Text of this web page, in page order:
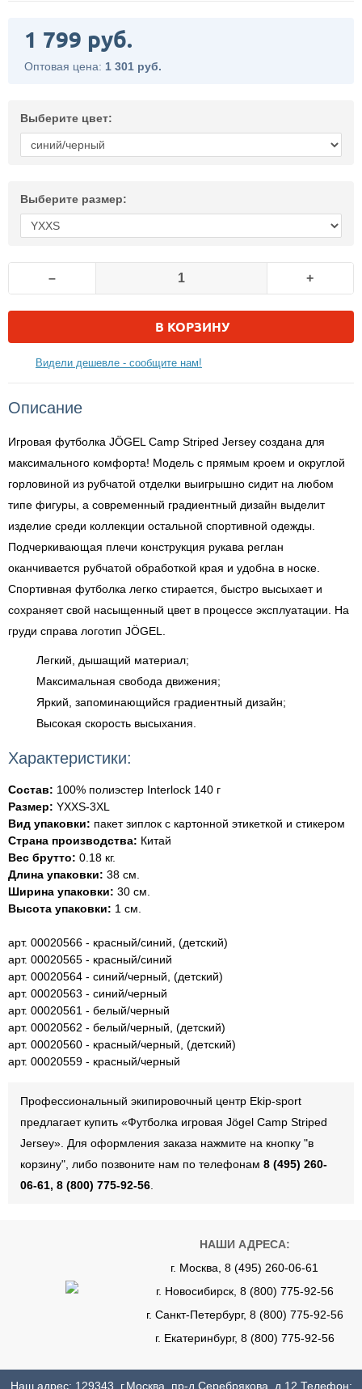
1 799 руб.
Оптовая цена: 1 301 руб.
Выберите цвет:
Выберите размер:
– +
В КОРЗИНУ
Видели дешевле - сообщите нам!
Описание
Игровая футболка JÖGEL Camp Striped Jersey создана для
максимального комфорта! Модель с прямым кроем и округлой
горловиной из рубчатой отделки выигрышно сидит на любом
типе фигуры, а современный градиентный дизайн выделит
изделие среди коллекции остальной спортивной одежды.
Подчеркивающая плечи конструкция рукава реглан
оканчивается рубчатой обработкой края и удобна в носке.
Спортивная футболка легко стирается, быстро высыхает и
сохраняет свой насыщенный цвет в процессе эксплуатации. На
груди справа логотип JÖGEL.
Легкий, дышащий материал;
Максимальная свобода движения;
Яркий, запоминающийся градиентный дизайн;
Высокая скорость высыхания.
Характеристики:
Состав: 100% полиэстер Interlock 140 г
Размер: YXXS-3XL
Вид упаковки: пакет зиплок с картонной этикеткой и стикером
Страна производства: Китай
Вес брутто: 0.18 кг.
Длина упаковки: 38 см.
Ширина упаковки: 30 см.
Высота упаковки: 1 см.
арт. 00020566 - красный/синий, (детский)
арт. 00020565 - красный/синий
арт. 00020564 - синий/черный, (детский)
арт. 00020563 - синий/черный
арт. 00020561 - белый/черный
арт. 00020562 - белый/черный, (детский)
арт. 00020560 - красный/черный, (детский)
арт. 00020559 - красный/черный
Профессиональный экипировочный центр Ekip-sport
предлагает купить «Футболка игровая Jögel Camp Striped
Jersey». Для оформления заказа нажмите на кнопку "в
корзину", либо позвоните нам по телефонам 8 (495) 260-
06-61, 8 (800) 775-92-56
НАШИ АДРЕСА:
г. Москва, 8 (495) 260-06-61
г. Новосибирск, 8 (800) 775-92-56
г. Санкт-Петербург, 8 (800) 775-92-56
г. Екатеринбург, 8 (800) 775-92-56
Наш адрес: 129343, г.Москва, пр-д Серебрякова, д.12 Телефон: